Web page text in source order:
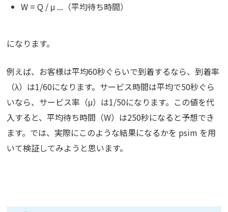
W = Q / μ ...（平均待ち時間）
になります。
例えば、お客様は平均60秒ぐらいで到着するなら、到着率
（λ）は1/60になります。サービス時間は平均で50秒ぐら
いなら、サービス率（μ）は1/50になります。この値を代
入すると、平均待ち時間（W）は250秒になると予想でき
ます。では、実際にこのような結果になるかを psim を用
いて検証してみようと思います。